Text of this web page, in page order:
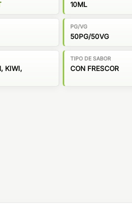
10ML
PG/VG
50PG/50VG
KIWI,
TIPO DE SABOR
CON FRESCOR